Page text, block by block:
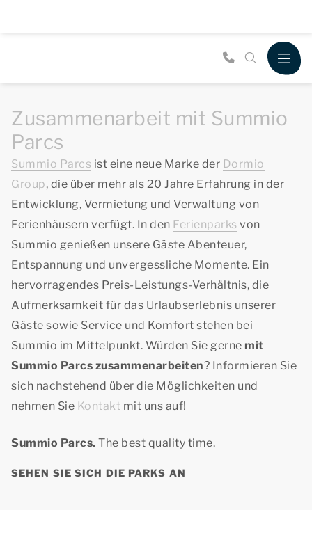
Zusammenarbeit mit Summio
Parcs
Summio Parcs ist eine neue Marke der Dormio
Group, die über mehr als 20 Jahre Erfahrung in der
Entwicklung, Vermietung und Verwaltung von
Ferienhäusern verfügt. In den Ferienparks von
Summio genießen unsere Gäste Abenteuer,
Entspannung und unvergessliche Momente. Ein
hervorragendes Preis-Leistungs-Verhältnis, die
Aufmerksamkeit für das Urlaubserlebnis unserer
Gäste sowie Service und Komfort stehen bei
Summio im Mittelpunkt. Würden Sie gerne mit
Summio Parcs zusammenarbeiten? Informieren Sie
sich nachstehend über die Möglichkeiten und
nehmen Sie Kontakt mit uns auf!
Summio Parcs. The best quality time.
SEHEN SIE SICH DIE PARKS AN